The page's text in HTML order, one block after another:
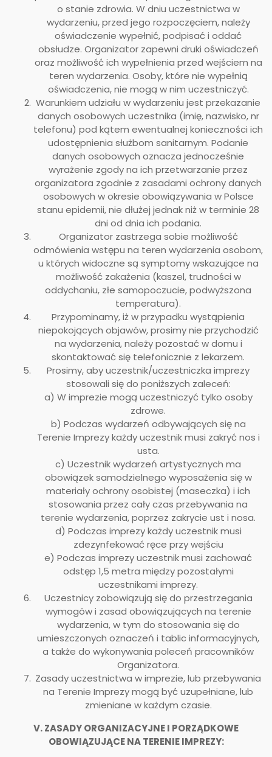
o stanie zdrowia. W dniu uczestnictwa w
wydarzeniu, przed jego rozpoczęciem, należy
oświadczenie wypełnić, podpisać i oddać
obsłudze. Organizator zapewni druki oświadczeń
oraz możliwość ich wypełnienia przed wejściem na
teren wydarzenia. Osoby, które nie wypełnią
oświadczenia, nie mogą w nim uczestniczyć.
Warunkiem udziału w wydarzeniu jest przekazanie
danych osobowych uczestnika (imię, nazwisko, nr
telefonu) pod kątem ewentualnej konieczności ich
udostępnienia służbom sanitarnym. Podanie
danych osobowych oznacza jednocześnie
wyrażenie zgody na ich przetwarzanie przez
organizatora zgodnie z zasadami ochrony danych
osobowych w okresie obowiązywania w Polsce
stanu epidemii, nie dłużej jednak niż w terminie 28
dni od dnia ich podania.
Organizator zastrzega sobie możliwość
odmówienia wstępu na teren wydarzenia osobom,
u których widoczne są symptomy wskazujące na
możliwość zakażenia (kaszel, trudności w
oddychaniu, złe samopoczucie, podwyższona
temperatura).
Przypominamy, iż w przypadku wystąpienia
niepokojących objawów, prosimy nie przychodzić
na wydarzenia, należy pozostać w domu i
skontaktować się telefonicznie z lekarzem.
Prosimy, aby uczestnik/uczestniczka imprezy
stosowali się do poniższych zaleceń:
a) W imprezie mogą uczestniczyć tylko osoby
zdrowe.
b) Podczas wydarzeń odbywających się na
Terenie Imprezy każdy uczestnik musi zakryć nos i
usta.
c) Uczestnik wydarzeń artystycznych ma
obowiązek samodzielnego wyposażenia się w
materiały ochrony osobistej (maseczka) i ich
stosowania przez cały czas przebywania na
terenie wydarzenia, poprzez zakrycie ust i nosa.
d) Podczas imprezy każdy uczestnik musi
zdezynfekować ręce przy wejściu
e) Podczas imprezy uczestnik musi zachować
odstęp 1,5 metra między pozostałymi
uczestnikami imprezy.
Uczestnicy zobowiązują się do przestrzegania
wymogów i zasad obowiązujących na terenie
wydarzenia, w tym do stosowania się do
umieszczonych oznaczeń i tablic informacyjnych,
a także do wykonywania poleceń pracowników
Organizatora.
Zasady uczestnictwa w imprezie, lub przebywania
na Terenie Imprezy mogą być uzupełniane, lub
zmieniane w każdym czasie.
V. ZASADY ORGANIZACYJNE I PORZĄDKOWE
OBOWIĄZUJĄCE NA TERENIE IMPREZY: